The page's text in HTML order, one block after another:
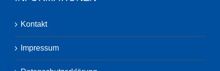
Kontakt
Impressum